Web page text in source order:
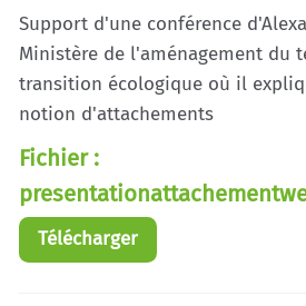
Support d'une conférence
Ministère de l'aménagement du
transition écologique où il
notion d'attachements
Fichier :
Télécharger